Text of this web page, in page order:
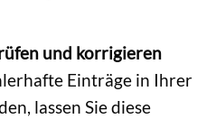
und korrigieren
Einträge in Ihrer
lassen Sie diese